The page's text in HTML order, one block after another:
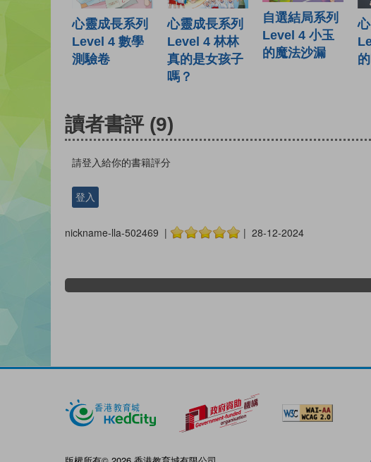
心靈成長系列
Level 4 數學
測驗卷
心靈成長系列
Level 4 林林
真的是女孩子
嗎？
自選結局系列
Level 4 小玉
的魔法沙漏
讀者書評 (9)
請登入給你的書籍評分
登入
nickname-lla-502469 | | 28-12-2024